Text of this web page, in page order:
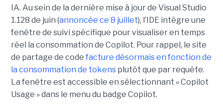
IA. Au sein de la dernière mise à jour de Visual Studio
1.128 de juin (annoncée ce 8 juillet), l’IDE intègre une
fenêtre de suivi spécifique pour visualiser en temps
réel la consommation de Copilot. Pour rappel, le site
de partage de code facture désormais en fonction de
la consommation de tokens plutôt que par requête.
La fenêtre est accessible en sélectionnant « Copilot
Usage » dans le menu du badge Copilot.